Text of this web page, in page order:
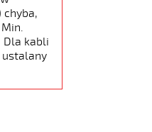
chyba,
Dla kabli
ustalany